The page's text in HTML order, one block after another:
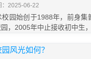
：2025-06-22
园始创于1988年，前身
，2005年中止接收初中生
风光如何？